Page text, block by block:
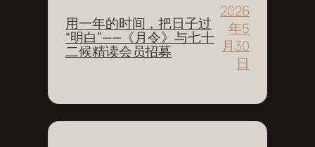
用一年的时间，把日子过
“明白”——《月令》与七十
二候精读会员招募
2026
年5
月30
日